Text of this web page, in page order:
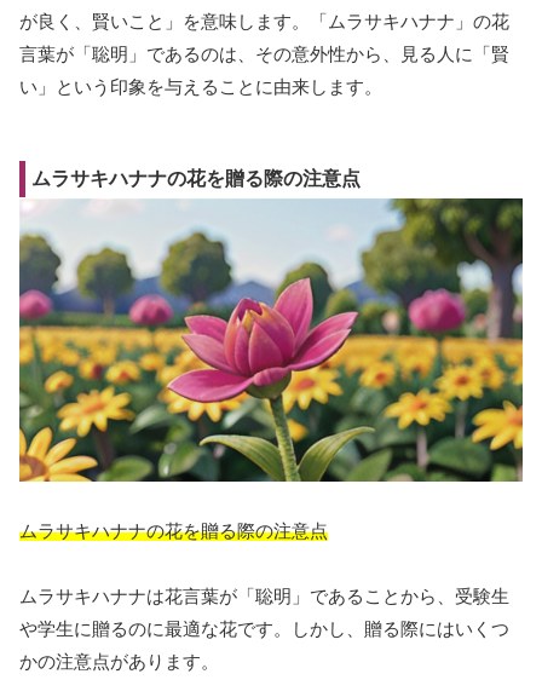
が良く、賢いこと」を意味します。「ムラサキハナナ」の花
言葉が「聡明」であるのは、その意外性から、見る人に「賢
い」という印象を与えることに由来します。
ムラサキハナナの花を贈る際の注意点
ムラサキハナナの花を贈る際の注意点
ムラサキハナナは花言葉が「聡明」であることから、受験生
や学生に贈るのに最適な花です。しかし、贈る際にはいくつ
かの注意点があります。